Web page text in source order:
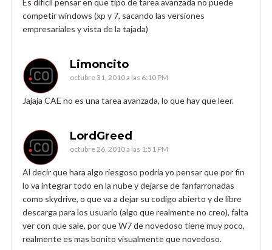
competir windows (xp y 7, sacando las versiones
empresariales y vista de la tajada)
Limoncito
octubre 31, 2010 a las 6:10 PM
Jajaja CAE no es una tarea avanzada, lo que hay que leer.
LordGreed
octubre 26, 2010 a las 1:51 PM
Al decir que hara algo riesgoso podria yo pensar que por fin
lo va integrar todo en la nube y dejarse de fanfarronadas
como skydrive, o que va a dejar su codigo abierto y de libre
descarga para los usuario (algo que realmente no creo), falta
ver con que sale, por que W7 de novedoso tiene muy poco,
realmente es mas bonito visualmente que novedoso.